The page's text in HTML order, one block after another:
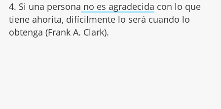
4. Si una persona no es agradecida con lo que
tiene ahorita, difícilmente lo será cuando lo
obtenga (Frank A. Clark).